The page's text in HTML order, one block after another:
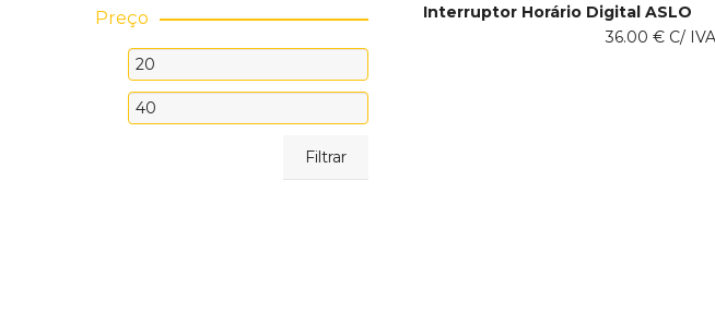
ADICIONAR AO CARRINHO
Interruptor Horário Digital ASLO
36.00 €C/ IVA
Preço
Preço
mínimo
Preço
máximo
Filtrar